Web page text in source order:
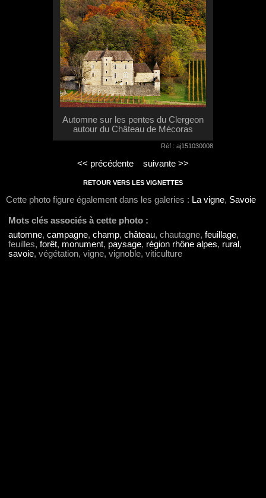
Automne sur les pentes du Clergeon
autour du Château de Mécoras
Réf : aj151030008
<< précédente suivante >>
RETOUR VERS LES VIGNETTES
Cette photo figure également dans les galeries : La vigne, Savoie
Mots clés associés à cette photo :
automne, campagne, champ, château, chautagne, feuillage,
feuilles, forêt, monument, paysage, région rhône alpes, rural ,
savoie, végétation, vigne, vignoble, viticulture